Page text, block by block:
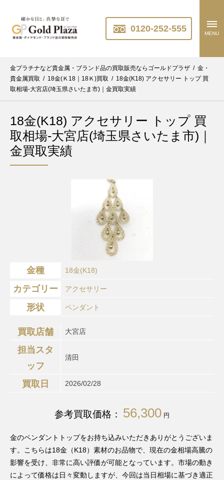
0120-252-555 MENU
金プラチナなど貴金属・ブランド品の買取販売ならゴールドプラザ / 金・
貴金属買取 / 18金(Ｋ18｜18Ｋ)買取 / 18金(K18) アクセサリー トップ 買
取相場-大宮店(埼玉県さいたま市)｜金買取実績
18金(K18) アクセサリー トップ 買
取相場-大宮店(埼玉県さいたま市)｜
金買取実績
金種 18金(K18)
カテゴリー アクセサリー
形状 ペンダント
買取店舗 大宮店
担当スタ
ッフ
清田
買取日 2026/02/28
参考買取価格： 56,300 円
金のペンダントトップをお持ち込みいただきありがとうございま
す。こちらは18金（K18）素材のお品物で、現在の金相場高騰の
影響を受け、非常に高い評価が可能となっています。市場の動き
によって価格は日々変動しますが、今回は当日相場に基づき適正